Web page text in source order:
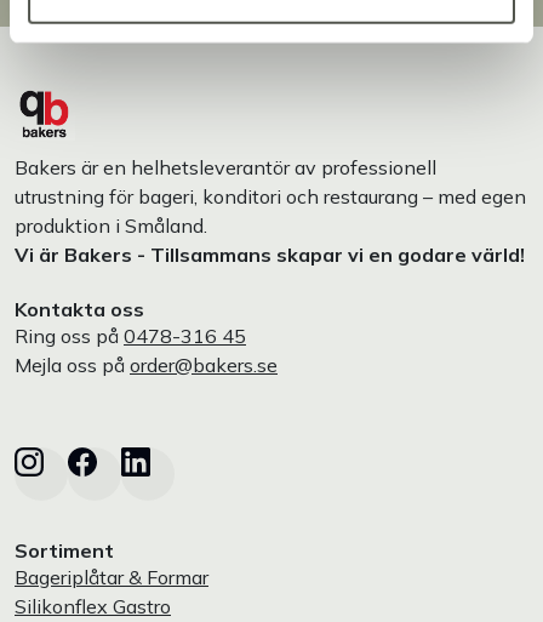
Bakers är en helhetsleverantör av professionell
utrustning för bageri, konditori och restaurang – med egen
produktion i Småland.
Vi är Bakers - Tillsammans skapar vi en godare värld!
Kontakta oss
Ring oss på 0478-316 45
Mejla oss på order@bakers.se
Sortiment
Bageriplåtar & Formar
Silikonflex Gastro